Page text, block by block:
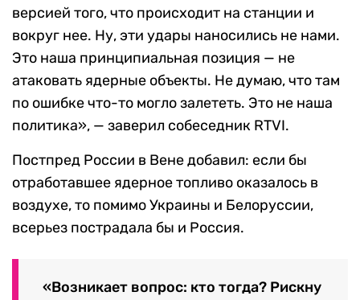
версией того, что происходит на станции и
вокруг нее. Ну, эти удары наносились не нами.
Это наша принципиальная позиция — не
атаковать ядерные объекты. Не думаю, что там
по ошибке что-то могло залететь. Это не наша
политика», — заверил собеседник RTVI.
Постпред России в Вене добавил: если бы
отработавшее ядерное топливо оказалось в
воздухе, то помимо Украины и Белоруссии,
всерьез пострадала бы и Россия.
«Возникает вопрос: кто тогда? Рискну